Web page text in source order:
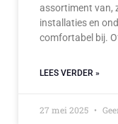
assortiment van,
installaties en
comfortabel bij.
LEES VERDER »
27 mei 2025